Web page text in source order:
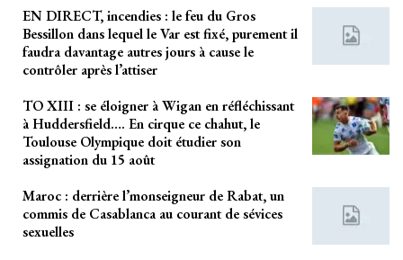
EN DIRECT, incendies : le feu du Gros
Bessillon dans lequel le Var est fixé, purement il
faudra davantage autres jours à cause le
contrôler après l’attiser
TO XIII : se éloigner à Wigan en réfléchissant
à Huddersfield…. En cirque ce chahut, le
Toulouse Olympique doit étudier son
assignation du 15 août
Maroc : derrière l’monseigneur de Rabat, un
commis de Casablanca au courant de sévices
sexuelles